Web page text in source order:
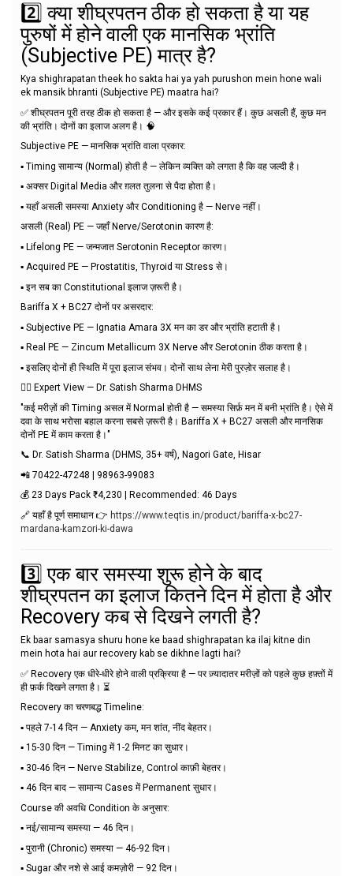
2️⃣ क्या शीघ्रपतन ठीक हो सकता है या यह
पुरुषों में होने वाली एक मानसिक भ्रांति
(Subjective PE) मात्र है?
Kya shighrapatan theek ho sakta hai ya yah purushon mein hone wali
ek mansik bhranti (Subjective PE) maatra hai?
✅ शीघ्रपतन पूरी तरह ठीक हो सकता है — और इसके कई प्रकार हैं। कुछ असली हैं, कुछ मन
की भ्रांति। दोनों का इलाज अलग है। 🧠
Subjective PE — मानसिक भ्रांति वाला प्रकार:
▪️ Timing सामान्य (Normal) होती है — लेकिन व्यक्ति को लगता है कि वह जल्दी है।
▪️ अक्सर Digital Media और ग़लत तुलना से पैदा होता है।
▪️ यहाँ असली समस्या Anxiety और Conditioning है — Nerve नहीं।
असली (Real) PE — जहाँ Nerve/Serotonin कारण है:
▪️ Lifelong PE — जन्मजात Serotonin Receptor कारण।
▪️ Acquired PE — Prostatitis, Thyroid या Stress से।
▪️ इन सब का Constitutional इलाज ज़रूरी है।
Bariffa X + BC27 दोनों पर असरदार:
▪️ Subjective PE — Ignatia Amara 3X मन का डर और भ्रांति हटाती है।
▪️ Real PE — Zincum Metallicum 3X Nerve और Serotonin ठीक करता है।
▪️ इसलिए दोनों ही स्थिति में पूरा इलाज संभव। दोनों साथ लेना मेरी पुरज़ोर सलाह है।
👨‍⚕️ Expert View — Dr. Satish Sharma DHMS
"कई मरीज़ों की Timing असल में Normal होती है — समस्या सिर्फ़ मन में बनी भ्रांति है। ऐसे में
दवा के साथ भरोसा बहाल करना सबसे ज़रूरी है। Bariffa X + BC27 असली और मानसिक
दोनों PE में काम करता है।"
📞 Dr. Satish Sharma (DHMS, 35+ वर्ष), Nagori Gate, Hisar
📲 70422-47248 | 98963-99083
💰 23 Days Pack ₹4,230 | Recommended: 46 Days
🔗 यहाँ है पूर्ण समाधान 👉 https://www.teqtis.in/product/bariffa-x-bc27-
mardana-kamzori-ki-dawa
3️⃣ एक बार समस्या शुरू होने के बाद
शीघ्रपतन का इलाज कितने दिन में होता है और
Recovery कब से दिखने लगती है?
Ek baar samasya shuru hone ke baad shighrapatan ka ilaj kitne din
mein hota hai aur recovery kab se dikhne lagti hai?
✅ Recovery एक धीरे-धीरे होने वाली प्रक्रिया है — पर ज़्यादातर मरीज़ों को पहले कुछ हफ़्तों में
ही फ़र्क दिखने लगता है। ⏳
Recovery का चरणबद्ध Timeline:
▪️ पहले 7-14 दिन — Anxiety कम, मन शांत, नींद बेहतर।
▪️ 15-30 दिन — Timing में 1-2 मिनट का सुधार।
▪️ 30-46 दिन — Nerve Stabilize, Control काफ़ी बेहतर।
▪️ 46 दिन बाद — सामान्य Cases में Permanent सुधार।
Course की अवधि Condition के अनुसार:
▪️ नई/सामान्य समस्या — 46 दिन।
▪️ पुरानी (Chronic) समस्या — 46-92 दिन।
▪️ Sugar और नशे से आई कमज़ोरी — 92 दिन।